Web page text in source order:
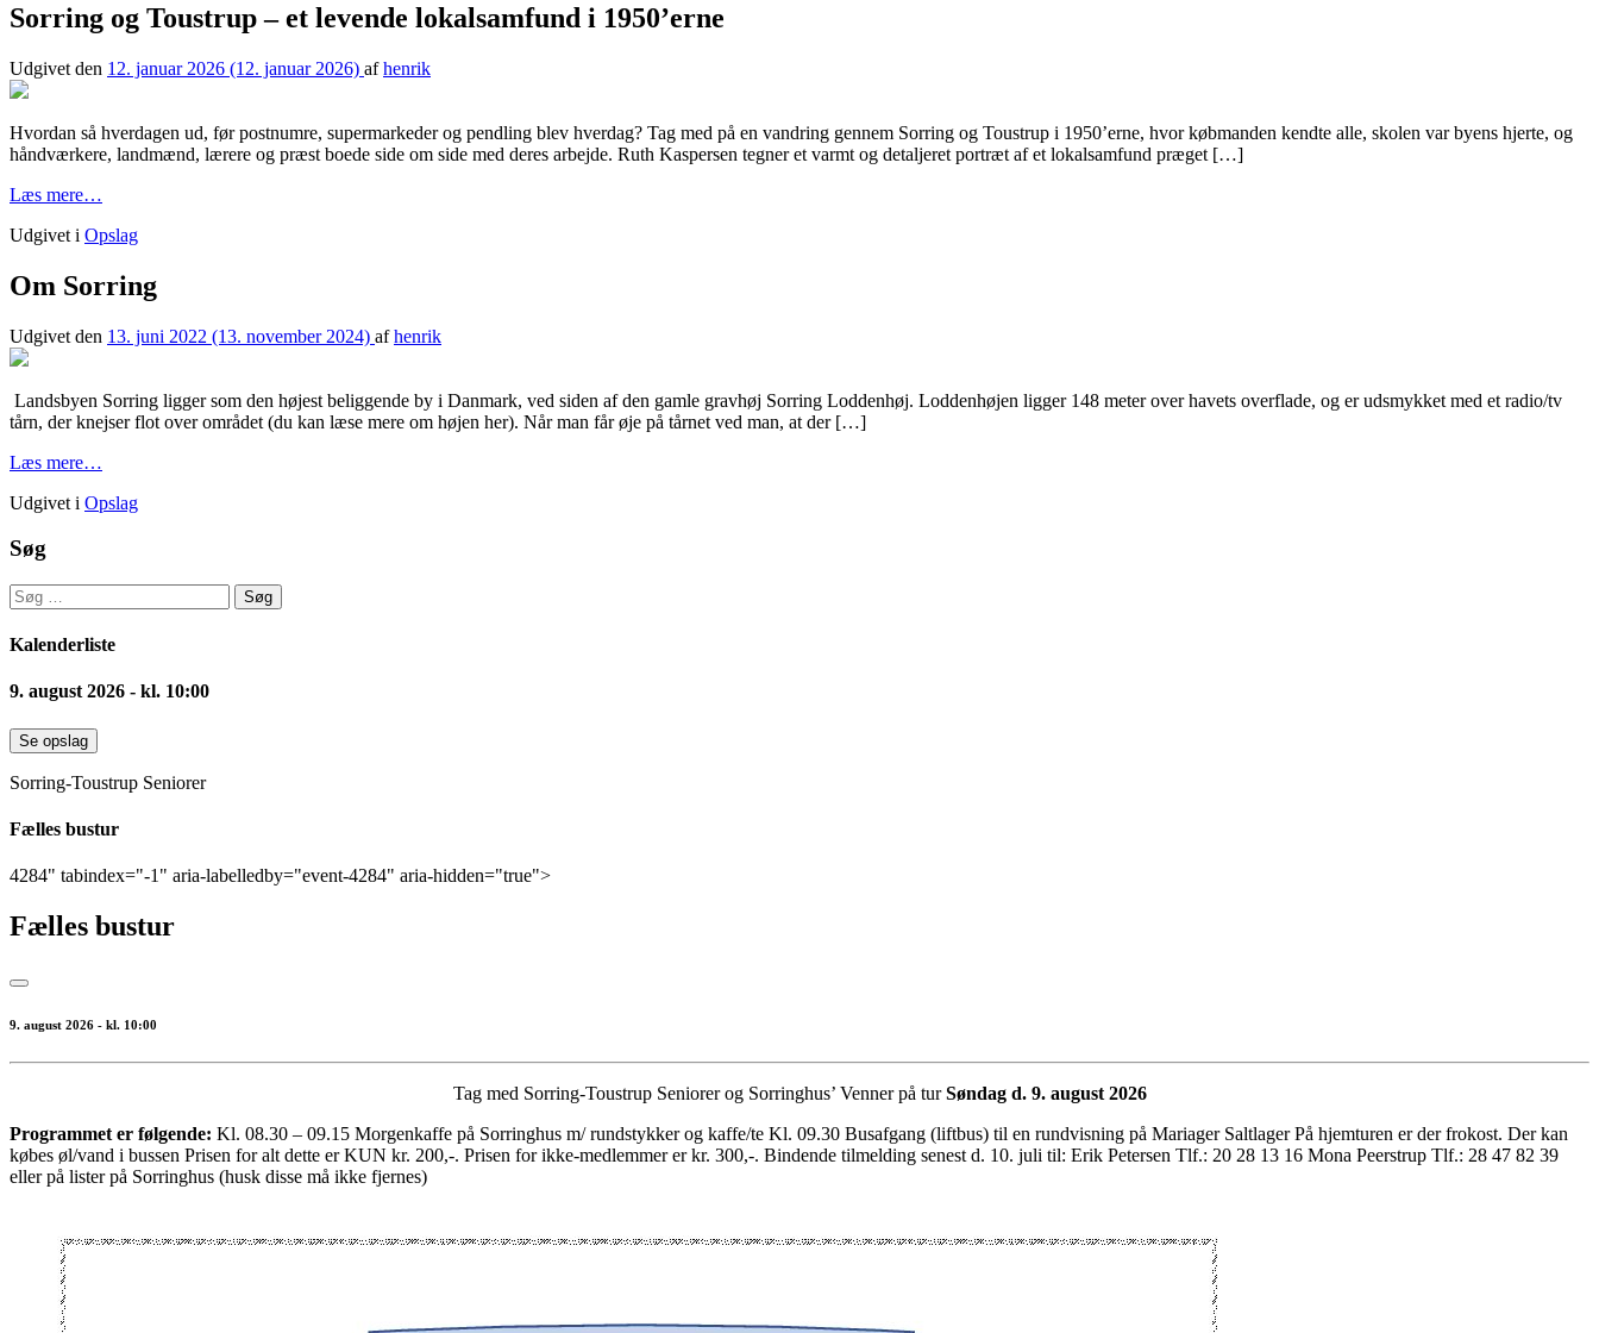
Sorring og Toustrup – et levende lokalsamfund i 1950’erne
Udgivet den 12. januar 2026 (12. januar 2026) af henrik
Hvordan så hverdagen ud, før postnumre, supermarkeder og pendling blev hverdag? Tag med på en vandring gennem Sorring og Toustrup i 1950’erne, hvor købmanden kendte alle, skolen var byens hjerte, og
håndværkere, landmænd, lærere og præst boede side om side med deres arbejde. Ruth Kaspersen tegner et varmt og detaljeret portræt af et lokalsamfund præget […]
Læs mere…
og
–
et
lokalsamfund
Udgivet i Opslag
Om Sorring
Udgivet den 13. juni 2022 (13. november 2024) af henrik
Landsbyen Sorring ligger som den højest beliggende by i Danmark, ved siden af den gamle gravhøj Sorring Loddenhøj. Loddenhøjen ligger 148 meter over havets overflade, og er udsmykket med et radio/tv
tårn, der knejser flot over området (du kan læse mere om højen her). Når man får øje på tårnet ved man, at der […]
Læs mere…
Sorring
Udgivet i Opslag
Søg
Søg
efter:
Kalenderliste
9. august 2026 - kl. 10:00
Se opslag
Sorring-Toustrup Seniorer
Fælles bustur
4284" tabindex="-1" aria-labelledby="event-4284" aria-hidden="true">
Fælles bustur
9. august 2026 - kl. 10:00
Tag med Sorring-Toustrup Seniorer og Sorringhus’ Venner på turSøndag d. 9. august 2026
Programmet er følgende: Kl. 08.30 – 09.15 Morgenkaffe på Sorringhus m/ rundstykker og kaffe/te Kl. 09.30 Busafgang (liftbus) til en rundvisning på Mariager Saltlager På hjemturen er der frokost. Der kan
købes øl/vand i bussen Prisen for alt dette er KUN kr. 200,-. Prisen for ikke-medlemmer er kr. 300,-. Bindende tilmelding senest d. 10. juli til: Erik Petersen Tlf.: 20 28 13 16 Mona Peerstrup Tlf.: 28 47 82 39
eller på lister på Sorringhus (husk disse må ikke fjernes)